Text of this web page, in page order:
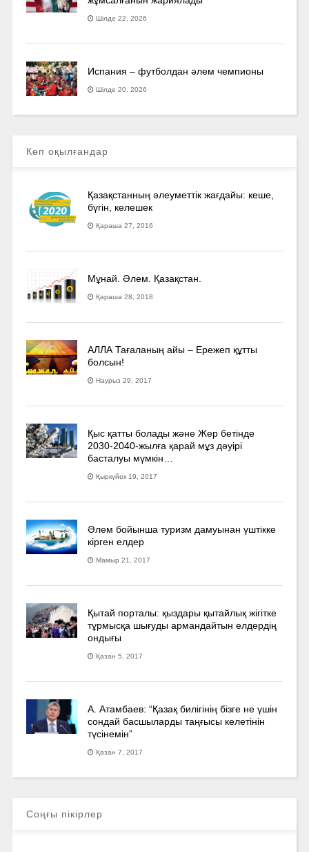
Шілде 22, 2026
Испания – футболдан әлем чемпионы
Шілде 20, 2026
Көп оқылғандар
Қазақстанның әлеуметтік жағдайы: кеше,
бүгін, келешек
Қараша 27, 2016
Мұнай. Әлем. Қазақстан.
Қараша 28, 2018
АЛЛА Тағаланың айы – Ережеп құтты
болсын!
Наурыз 29, 2017
Қыс қатты болады және Жер бетінде
2030-2040­-жылға қарай мұз дәуірі
басталуы мүмкін…
Қыркүйек 19, 2017
Әлем бойынша туризм дамуынан үштікке
кірген елдер
Мамыр 21, 2017
Қытай порталы: қыздары қытайлық жігітке
тұрмысқа шығуды армандайтын елдердің
ондығы
Қазан 5, 2017
А. Атамбаев: “Қазақ билігінің бізге не үшін
сондай басшыларды таңғысы келетінін
түсінемін”
Қазан 7, 2017
Соңғы пікірлер